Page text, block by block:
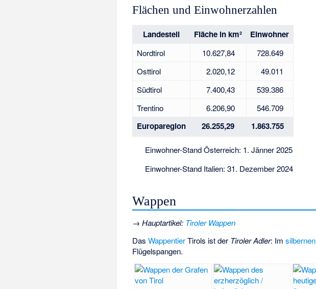
Flächen und Einwohnerzahlen
Landesteil Fläche in km² Einwohner
Nordtirol 10.627,84
728.649
Osttirol
2.020,12
49.011
Südtirol
7.400,43
539.386
Trentino
6.206,90 546.709
Europaregion 26.255,29 1.863.755
Einwohner-Stand Österreich: 1. Jänner 2025
Einwohner-Stand Italien: 31. Dezember 2024
Wappen
→Hauptartikel: Tiroler Wappen
DasWappentierTirols ist der Tiroler Adler: Imsilbernen
Flügelspangen.